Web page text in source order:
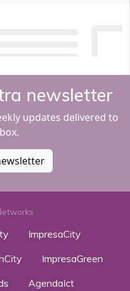
newsletter
updates delivered to
ImpresaCity
ImpresaGreen
AgendaIct